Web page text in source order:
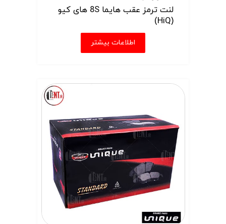
لنت ترمز عقب هایما 8S های کیو
(HiQ)
اطلاعات بیشتر